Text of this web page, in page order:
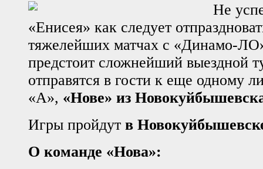
Не
«Енисея» как следует
тяжелейших матчах с «Динамо-
предстоит сложнейший выездной
отправятся в гости к еще одному
«А», «Нове» из
Игры пройдут в
О команде «Нова»: